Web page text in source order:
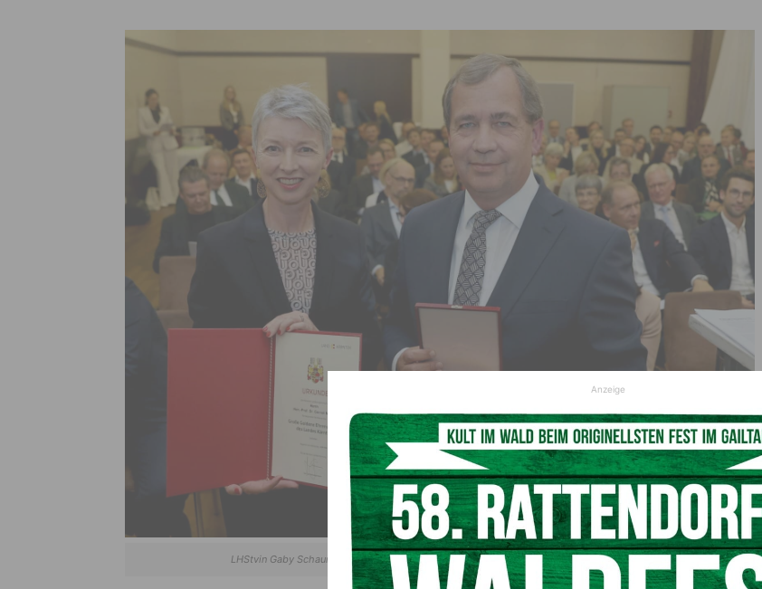
LHStvin Gaby Schaurig und Gernot Murko (RA-Kammer-Präsident) (c) LPD Kärnten/Kuess
Anzeige